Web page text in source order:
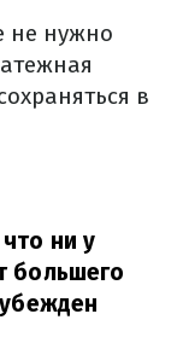
не нужно
в
ни у
большего